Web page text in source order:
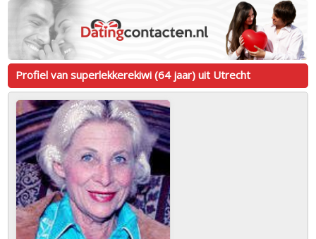
Profiel van superlekkerekiwi (64 jaar) uit Utrecht